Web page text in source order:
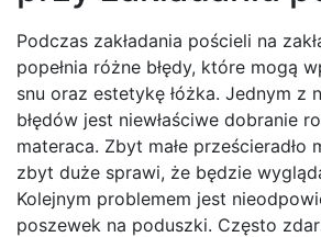
Podczas zakładania pościeli na
popełnia różne błędy, które mogą
snu oraz estetykę łóżka. Jednym z
błędów jest niewłaściwe dobranie
materaca. Zbyt małe prześcieradło
zbyt duże sprawi, że będzie
Kolejnym problemem jest
poszewek na poduszki. Często